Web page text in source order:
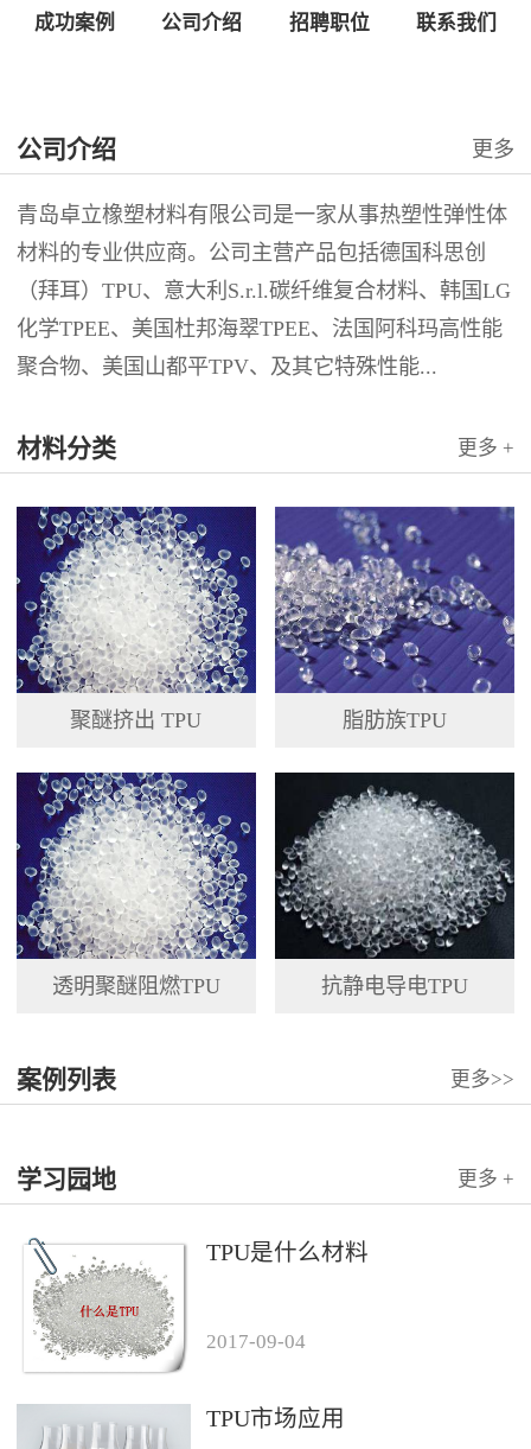
成功案例 公司介绍 招聘职位 联系我们
公司介绍 更多
青岛卓立橡塑材料有限公司是一家从事热塑性弹性体
材料的专业供应商。公司主营产品包括德国科思创
（拜耳）TPU、意大利S.r.l.碳纤维复合材料、韩国LG
化学TPEE、美国杜邦海翠TPEE、法国阿科玛高性能
聚合物、美国山都平TPV、及其它特殊性能...
材料分类 更多 +
聚醚挤出 TPU 脂肪族TPU
透明聚醚阻燃TPU 抗静电导电TPU
案例列表 更多>>
学习园地 更多 +
TPU是什么材料
2017-09-04
TPU市场应用